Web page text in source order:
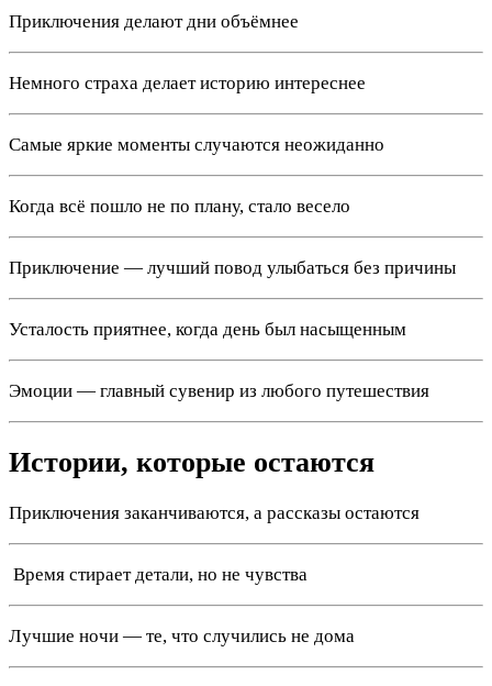
Приключения делают дни объёмнее
Немного страха делает историю интереснее
Самые яркие моменты случаются неожиданно
Когда всё пошло не по плану, стало весело
Приключение — лучший повод улыбаться без причины
Усталость приятнее, когда день был насыщенным
Эмоции — главный сувенир из любого путешествия
Истории, которые остаются
Приключения заканчиваются, а рассказы остаются
️ Время стирает детали, но не чувства
Лучшие ночи — те, что случились не дома